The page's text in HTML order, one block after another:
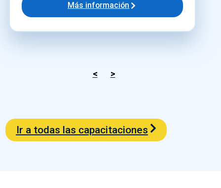
Más información
< >
Ir a todas las capacitaciones